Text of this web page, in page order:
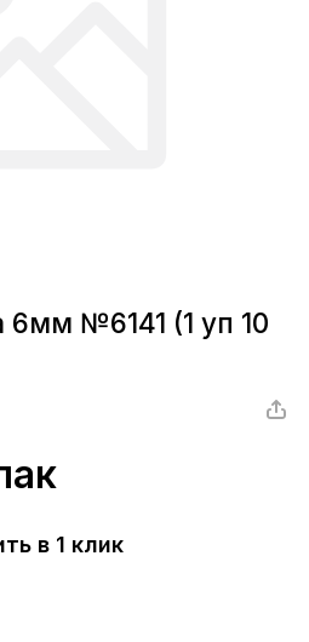
6мм №6141 (1 уп 10
в 1 клик